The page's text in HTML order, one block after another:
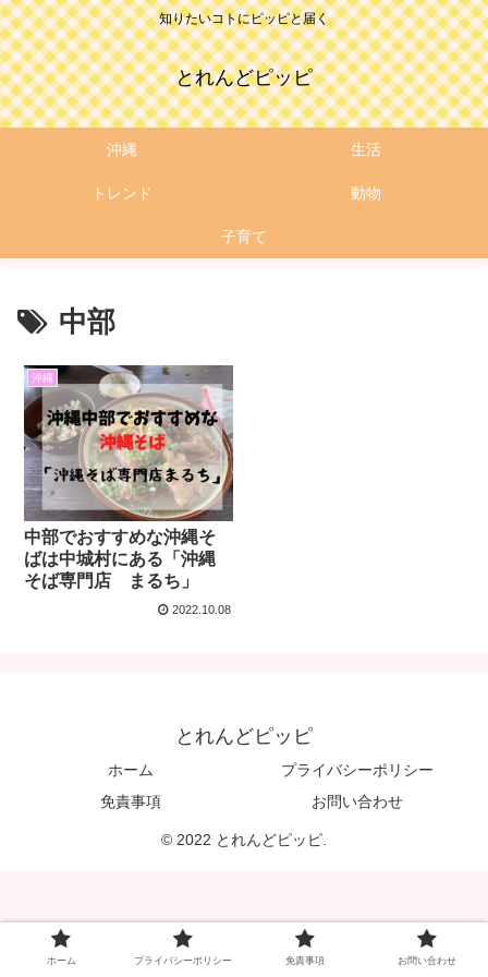
知りたいコトにピッピと届く
とれんどピッピ
沖縄 生活
トレンド 動物
子育て
中部
沖縄
中部でおすすめな沖縄そ
ばは中城村にある「沖縄
そば専門店 まるち」
2022.10.08
とれんどピッピ
ホーム
プライバシーポリシー
免責事項
お問い合わせ
© 2022 とれんどピッピ.
ホーム プライバシーポリシー 免責事項 お問い合わせ